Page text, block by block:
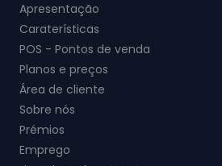
Apresentação
Caraterísticas
POS - Pontos de venda
Planos e preços
Área de cliente
Sobre nós
Prémios
Emprego